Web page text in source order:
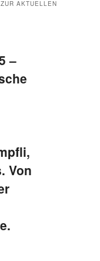
AKTUELLEN
–
Von